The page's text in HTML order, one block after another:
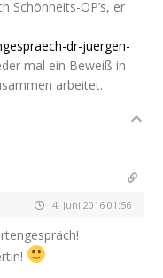
Schönheits-OP’s, er
dr-juergen-
mal ein Beweiß in
arbeitet.
4. Juni 2016 01:56